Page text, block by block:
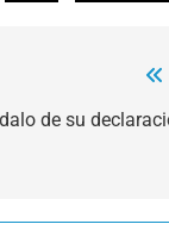
de su